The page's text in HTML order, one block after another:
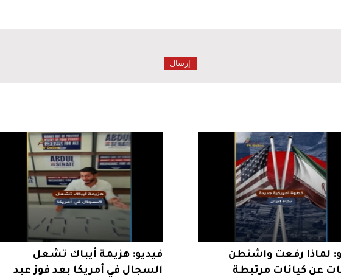
لماذا رفعت واشنطن
عن كيانات مرتبطة
فيديو: هزيمة أيباك تشعل
السجال في أمريكا بعد فوز عبد